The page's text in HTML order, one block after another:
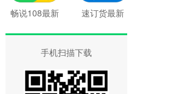
畅说108最新
速订货最新
手机扫描下载